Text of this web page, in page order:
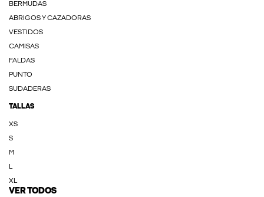
BERMUDAS
ABRIGOS Y CAZADORAS
VESTIDOS
CAMISAS
FALDAS
PUNTO
SUDADERAS
TALLAS
XS
S
M
L
XL
VER TODOS